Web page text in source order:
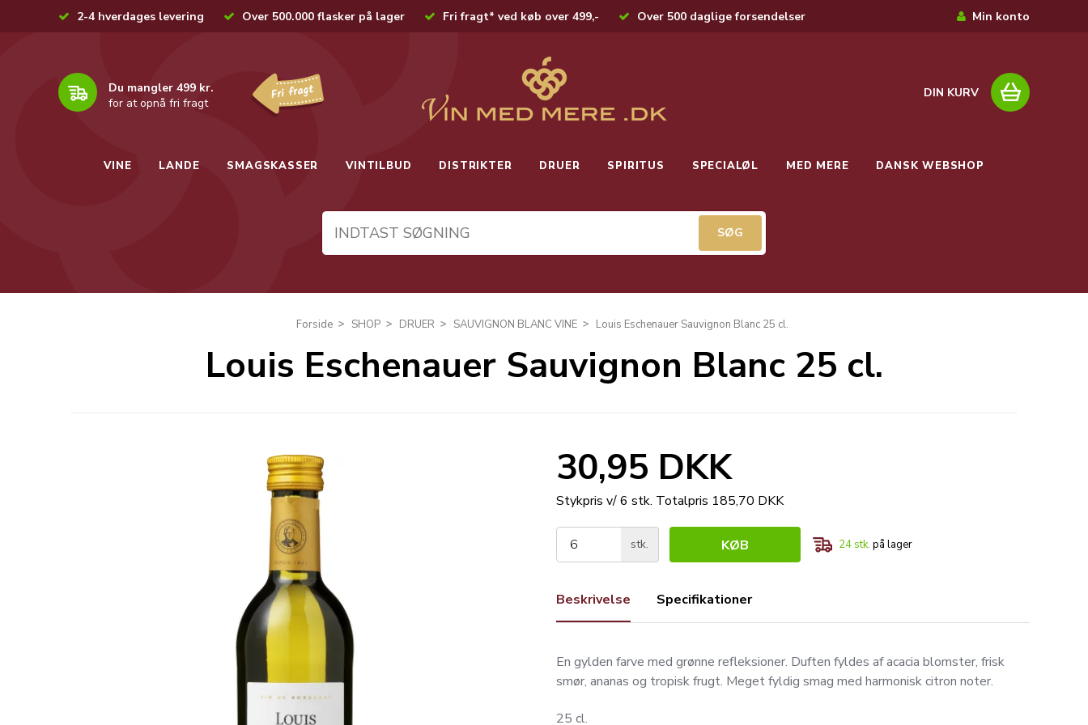
2-4 hverdages levering Over 500.000 flasker på lager Fri fragt* ved køb over 499,- Over 500 daglige forsendelser Min konto
Du mangler 499 kr.
for at opnå fri fragt
DIN KURV
VINE LANDE SMAGSKASSER VINTILBUD DISTRIKTER DRUER SPIRITUS SPECIALØL MED MERE DANSK WEBSHOP
Forside SHOP DRUER SAUVIGNON BLANC VINE Louis Eschenauer Sauvignon Blanc 25 cl.
Louis Eschenauer Sauvignon Blanc 25 cl.
30,95 DKK
Stykpris v/ 6 stk. Totalpris 185,70 DKK
stk. KØB 24 stk. på lager
Beskrivelse Specifikationer
En gylden farve med grønne refleksioner. Duften fyldes af acacia blomster, frisk
smør, ananas og tropisk frugt. Meget fyldig smag med harmonisk citron noter.
25 cl.